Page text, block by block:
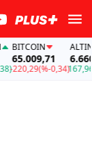
65.009,71
(%-0,34)
ALTIN
167,96